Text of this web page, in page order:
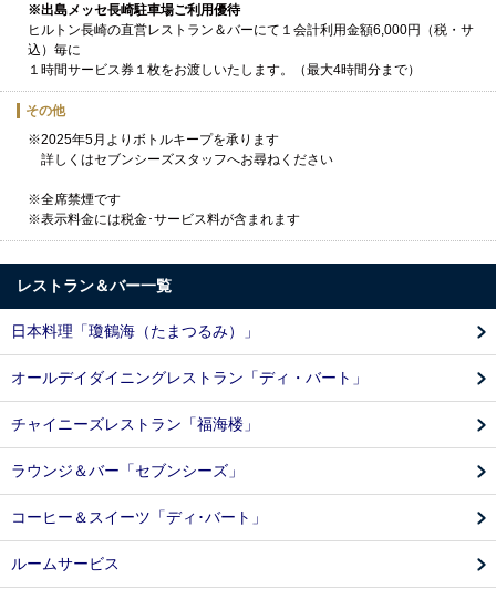
※出島メッセ長崎駐車場ご利用優待
ヒルトン長崎の直営レストラン＆バーにて１会計利用金額6,000円（税・サ
込）毎に
１時間サービス券１枚をお渡しいたします。（最大4時間分まで）
その他
※2025年5月よりボトルキープを承ります
詳しくはセブンシーズスタッフへお尋ねください
※全席禁煙です
※表示料金には税金･サービス料が含まれます
レストラン＆バー一覧
日本料理「瓊鶴海（たまつるみ）」
オールデイダイニングレストラン「ディ・バート」
チャイニーズレストラン「福海楼」
ラウンジ＆バー「セブンシーズ」
コーヒー＆スイーツ「ディ･バート」
ルームサービス